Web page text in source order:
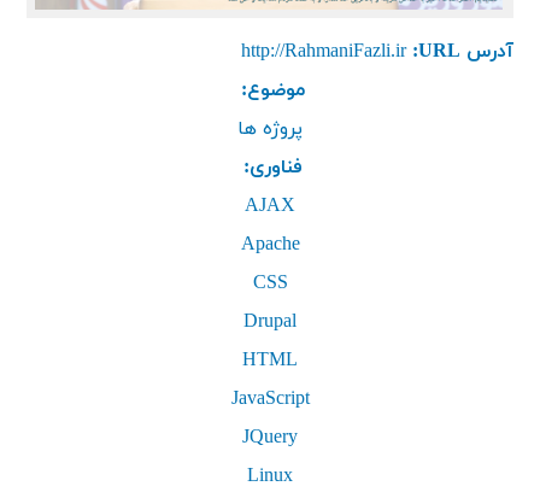
آدرس URL:
http://RahmaniFazli.ir
موضوع:
پروژه ها
فناوری:
AJAX
Apache
CSS
Drupal
HTML
JavaScript
JQuery
Linux